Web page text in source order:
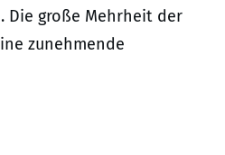
Die große Mehrheit der
zunehmende